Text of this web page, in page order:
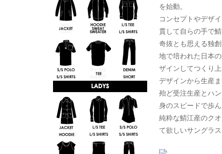
を始動。
コンセプトやデザ
貫して自らの手で
奇抜とも思える独
地で培われた日本
ザインしてつくり
デザインから生産
殆ど受注生産とハ
身のスピードで歩
純粋な鯖江産のク
て欲しいサングラ